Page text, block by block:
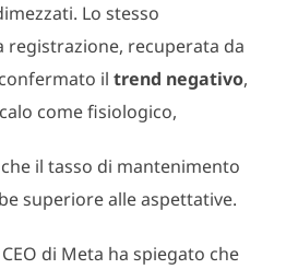
Lo stesso
registrazione, recuperata da
il trend negativo,
come fisiologico,
il tasso di mantenimento
superiore alle aspettative.
di Meta ha spiegato che